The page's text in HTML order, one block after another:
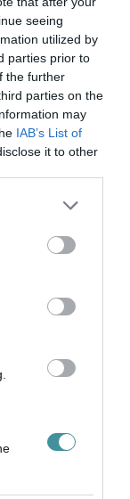
seeing
utilized by
parties prior to
the further
parties on the
may
IAB’s List of
it to other
more Google
may click to
party tags to
below Google
...
Mindenki ügye
Mindenki ügye
KÉSZÜL,